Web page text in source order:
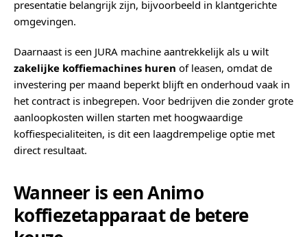
presentatie belangrijk zijn, bijvoorbeeld in klantgerichte
omgevingen.
Daarnaast is een JURA machine aantrekkelijk als u wilt
zakelijke koffiemachines huren of leasen, omdat de
investering per maand beperkt blijft en onderhoud vaak in
het contract is inbegrepen. Voor bedrijven die zonder grote
aanloopkosten willen starten met hoogwaardige
koffiespecialiteiten, is dit een laagdrempelige optie met
direct resultaat.
Wanneer is een Animo
koffiezetapparaat de betere